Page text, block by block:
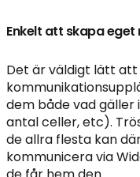
Enkelt att skapa
Det är väldigt lätt att
dem både vad gäller
antal celler, etc).
de allra flesta kan
kommunicera via